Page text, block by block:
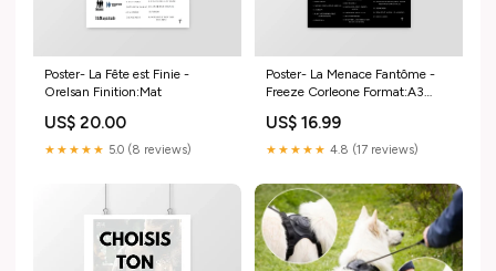
Poster- La Fête est Finie -
Orelsan Finition:Mat
US$ 20.00
★★★★★ 5.0 (8 reviews)
Poster- La Menace Fantôme -
Freeze Corleone Format:A3
US$ 16.99
★★★★★ 4.8 (17 reviews)